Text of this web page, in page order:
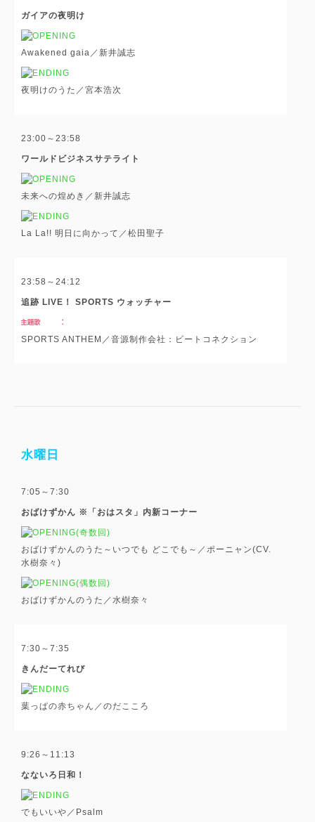
ガイアの夜明け
Awakened gaia／新井誠志
夜明けのうた／宮本浩次
23:00～23:58
ワールドビジネスサテライト
未来への煌めき／新井誠志
La La!! 明日に向かって／松田聖子
23:58～24:12
追跡 LIVE！ SPORTS ウォッチャー
SPORTS ANTHEM／音源制作会社：ビートコネクション
水曜日
7:05～7:30
おばけずかん ※「おはスタ」内新コーナー
(奇数回)
おばけずかんのうた～いつでも どこでも～／ポーニャン(CV.
水樹奈々)
(偶数回)
おばけずかんのうた／水樹奈々
7:30～7:35
きんだーてれび
葉っぱの赤ちゃん／のだこころ
9:26～11:13
なないろ日和！
でもいいや／Psalm